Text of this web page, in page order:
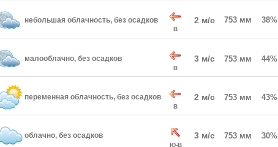
небольшая облачность, без осадков
В
2 м/с 753 мм 38%
малооблачно, без осадков
В
3 м/с 753 мм 44%
переменная облачность, без осадков
В
2 м/с 753 мм 43%
облачно, без осадков
Ю-В
3 м/с 753 мм 30%